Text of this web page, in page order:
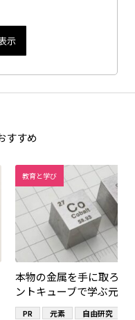
示
すすめ
教育と学び
本物の金属を手に取ろう
ントキューブで学ぶ元素
PR 元素 自由研究